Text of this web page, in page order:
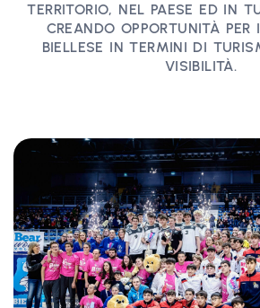
TERRITORIO, NEL PAESE ED IN
CREANDO OPPORTUNITÀ PER
BIELLESE IN TERMINI DI
VISIBILITÀ.